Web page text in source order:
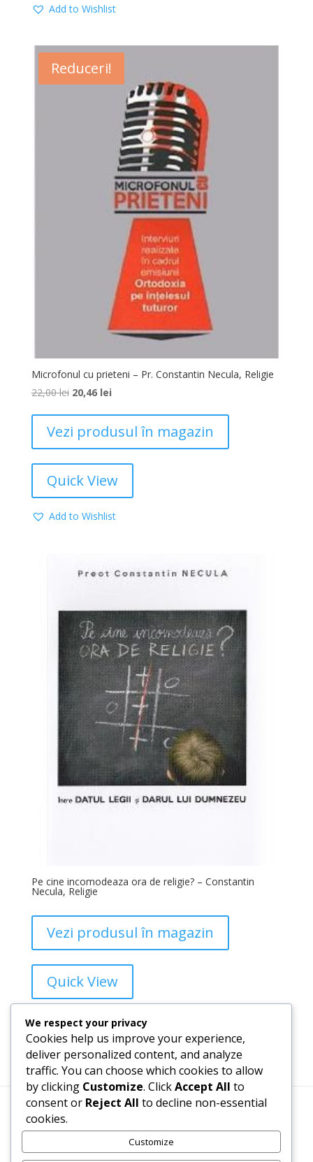
Add to Wishlist
Reduceri!
Microfonul cu prieteni – Pr. Constantin Necula, Religie
22,00lei 20,46 lei
Vezi produsul în magazin
Quick View
Add to Wishlist
Pe cine incomodeaza ora de religie? – Constantin
Necula, Religie
Vezi produsul în magazin
Quick View
Add to Wishlist
1 2 →
Termeni, Condiții & Protecția Datelor (GDPR)
We respect your privacy
Cookies help us improve your experience,
deliver personalized content, and analyze
traffic. You can choose which cookies to allow
by clicking Customize. ClickAccept All to
consent or Reject All to decline non-essential
cookies.
Customize